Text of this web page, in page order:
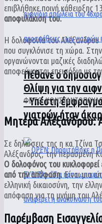
Πέθανε ο
Θλίψη για την
– Υπέστη
γιατρών ήταν
επιβλήθηκε ποινή κάθειρξης
αποφυλάκιση του.
Η δολοφονία του Αλέξανδρου
που συγκλόνισε τη χώρα.
οργανώνονται μαζικές
αποφεύγονται επεισόδια με
ΦΩΤΟ:
Μητέρα Αλέξανδρου:
Σε δηλώσεις της η κα Τζίνα
Αλέξανδρος, την περασμένη
Ο δολοφόνος του κυκλοφορεί
από την απόφαση.Είναι μια
ελληνική δικαιοσύνη, την
απόφαση για τη μνήμη του
Παρέμβαση